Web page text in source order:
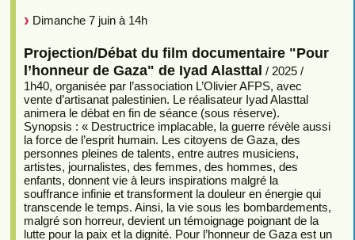
Dimanche 7 juin à 14h
Projection/Débat du film documentaire "Pour
l’honneur de Gaza" de Iyad Alasttal / 2025 /
1h40, organisée par l’association L’Olivier AFPS, avec
vente d’artisanat palestinien. Le réalisateur Iyad Alasttal
animera le débat en fin de séance (sous réserve).
Synopsis : « Destructrice implacable, la guerre révèle aussi
la force de l’esprit humain. Les citoyens de Gaza, des
personnes pleines de talents, entre autres musiciens,
artistes, journalistes, des femmes, des hommes, des
enfants, donnent vie à leurs inspirations malgré la
souffrance infinie et transforment la douleur en énergie qui
transcende le temps. Ainsi, la vie sous les bombardements,
malgré son horreur, devient un témoignage poignant de la
lutte pour la paix et la dignité. Pour l’honneur de Gaza est un